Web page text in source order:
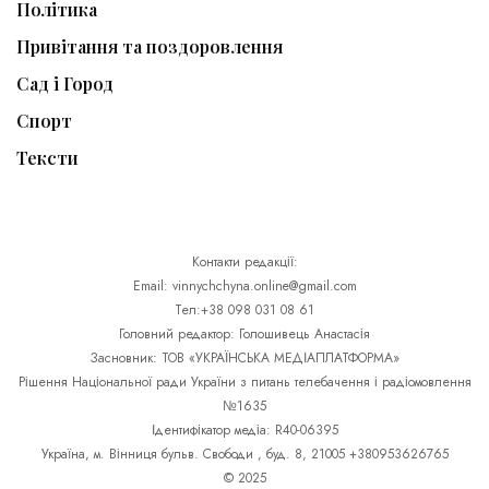
Політика
Привітання та поздоровлення
Сад і Город
Спорт
Тексти
Контакти редакції:
Email: vinnychchyna.online@gmail.com
Тел:+38 098 031 08 61
Головний редактор: Голошивець Анастасія
Засновник: ТОВ «УКРАЇНСЬКА МЕДІАПЛАТФОРМА»
Рішення Національної ради України з питань телебачення і радіомовлення
№1635
Ідентифікатор медіа: R40-06395
Україна, м. Вінниця бульв. Свободи , буд. 8, 21005 +380953626765
© 2025